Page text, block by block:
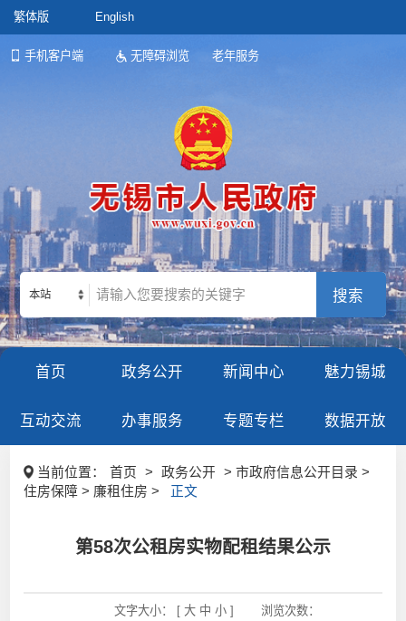
繁体版 English
手机客户端 无障碍浏览 老年服务
本站
首页 政务公开 新闻中心 魅力锡城
互动交流 办事服务 专题专栏 数据开放
当前位置： 首页 > 政务公开
> 市政府信息公开目录 >
住房保障 > 廉租住房 >
正文
第58次公租房实物配租结果公示
文字大小： [ 大 中 小] 浏览次数：